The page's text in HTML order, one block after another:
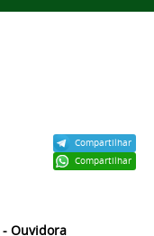
Compartilhar
Compartilhar
- Ouvidora